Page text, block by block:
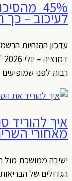
45%
לעיכוב – כך
רבות לפני
איך להוריד
מאחורי
ישיבה ממושכת מול
הגדולים של